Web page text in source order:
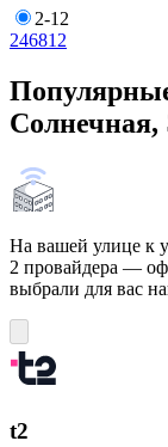
2-12
246812
Солнечная,
На вашей улице к
2 провайдера —
выбрали для вас
t2